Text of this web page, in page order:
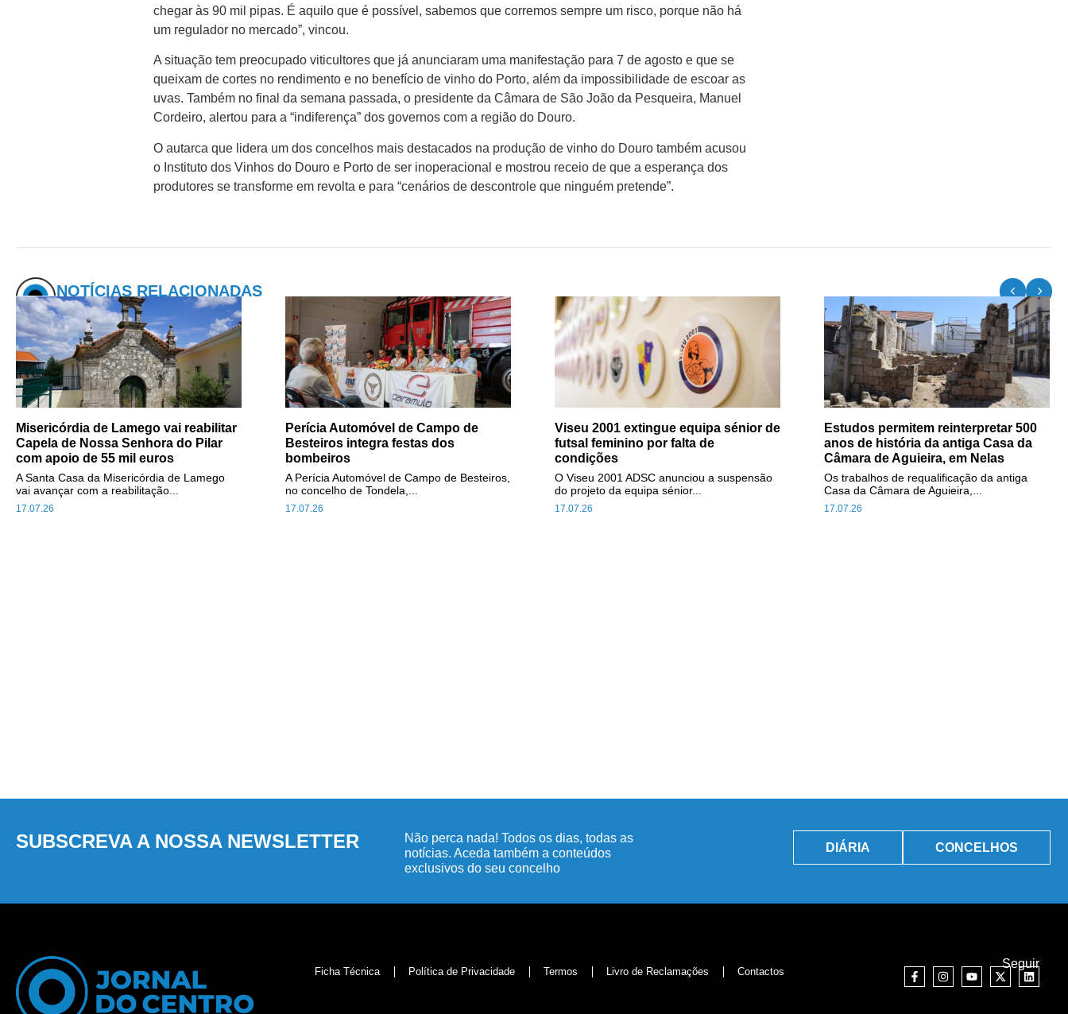
chegar às 90 mil pipas. É aquilo que é possível, sabemos que corremos sempre um risco, porque não há
um regulador no mercado”, vincou.
A situação tem preocupado viticultores que já anunciaram uma manifestação para 7 de agosto e que se
queixam de cortes no rendimento e no benefício de vinho do Porto, além da impossibilidade de escoar as
uvas. Também no final da semana passada, o presidente da Câmara de São João da Pesqueira, Manuel
Cordeiro, alertou para a “indiferença” dos governos com a região do Douro.
O autarca que lidera um dos concelhos mais destacados na produção de vinho do Douro também acusou
o Instituto dos Vinhos do Douro e Porto de ser inoperacional e mostrou receio de que a esperança dos
produtores se transforme em revolta e para “cenários de descontrole que ninguém pretende”.
NOTÍCIAS RELACIONADAS
Misericórdia de Lamego vai reabilitar
Capela de Nossa Senhora do Pilar
com apoio de 55 mil euros
17.07.26
A Santa Casa da Misericórdia de Lamego
vai avançar com a reabilitação...
Perícia Automóvel de Campo de
Besteiros integra festas dos
bombeiros
17.07.26
A Perícia Automóvel de Campo de Besteiros,
no concelho de Tondela,...
Viseu 2001 extingue equipa sénior de
futsal feminino por falta de
condições
17.07.26
O Viseu 2001 ADSC anunciou a suspensão
do projeto da equipa sénior...
Estudos permitem reinterpretar 500
anos de história da antiga Casa da
Câmara de Aguieira, em Nelas
17.07.26
Os trabalhos de requalificação da antiga
Casa da Câmara de Aguieira,...
SUBSCREVA A NOSSA NEWSLETTER
Não perca nada! Todos os dias, todas as
notícias. Aceda também a conteúdos
exclusivos do seu concelho
DIÁRIA CONCELHOS
Ficha Técnica Política de Privacidade Termos Livro de Reclamações Contactos
Seguir